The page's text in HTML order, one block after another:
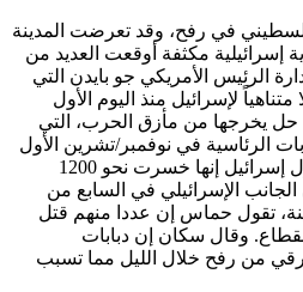
نحو 1.5 مليون فلسطيني في رفح، وقد تعرضت المدينة
إسرائيلية مكثفة أوقعت العديد من
الرئيس الأمريكي جو بايدن التي
لإسرائيل منذ اليوم الأول
حل يخرجها من مأزق الحرب، التي
الرئاسية في نوفمبر/تشرين الأول
المقبل، كما يرى البعض. وتقول إسرائيل إنها خسرت نحو 1200
الإسرائيلي في السابع من
إضافة إلى نحو 200 رهينة، تقول حماس إن عددا منهم قتل
وقال سكان إن دبابات
من رفح خلال الليل مما تسبب